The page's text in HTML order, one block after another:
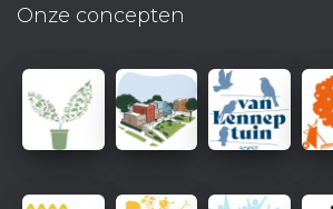
Onze concepten